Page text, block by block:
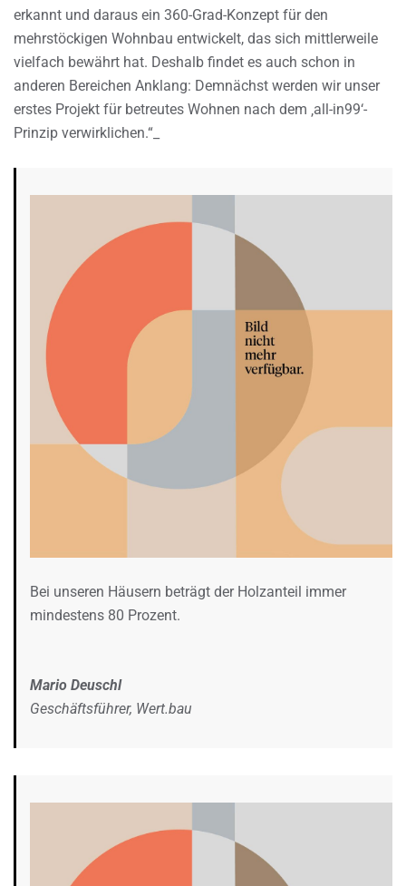
erkannt und daraus ein 360-Grad-Konzept für den
mehrstöckigen Wohnbau entwickelt, das sich mittlerweile
vielfach bewährt hat. Deshalb findet es auch schon in
anderen Bereichen Anklang: Demnächst werden wir unser
erstes Projekt für betreutes Wohnen nach dem ‚all-in99‘-
Prinzip verwirklichen.“_
Bei unseren Häusern beträgt der Holzanteil immer
mindestens 80 Prozent.
Mario Deuschl
Geschäftsführer, Wert.bau